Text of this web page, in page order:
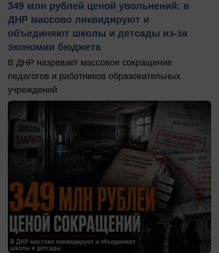
349 млн рублей ценой увольнений: в
ДНР массово ликвидируют и
объединяют школы и детсады из-за
экономии бюджета
В ДНР назревает массовое сокращение
педагогов и работников образовательных
учреждений